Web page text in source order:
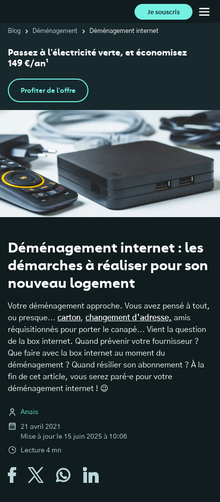
Je souscris
Blog Déménagement Déménagement internet
Passez à l'électricité verte, et économisez
149 €/an¹
Profiter de l'offre
Déménagement internet : les
démarches à réaliser pour son
nouveau logement
Votre déménagement approche. Vous avez pensé à tout,
ou presque… carton, changement d’adresse, amis
réquisitionnés pour porter le canapé… Vient la question
de la box internet. Quand prévenir votre fournisseur ?
Que faire avec la box internet au moment du
déménagement ? Quand résilier son abonnement ? À la
fin de cet article, vous serez paré·e pour votre
déménagement internet ! 😉
Anais
21 avril 2021
Mise à jour le 15 juin 2025 à 10:06
Lecture 4 mn